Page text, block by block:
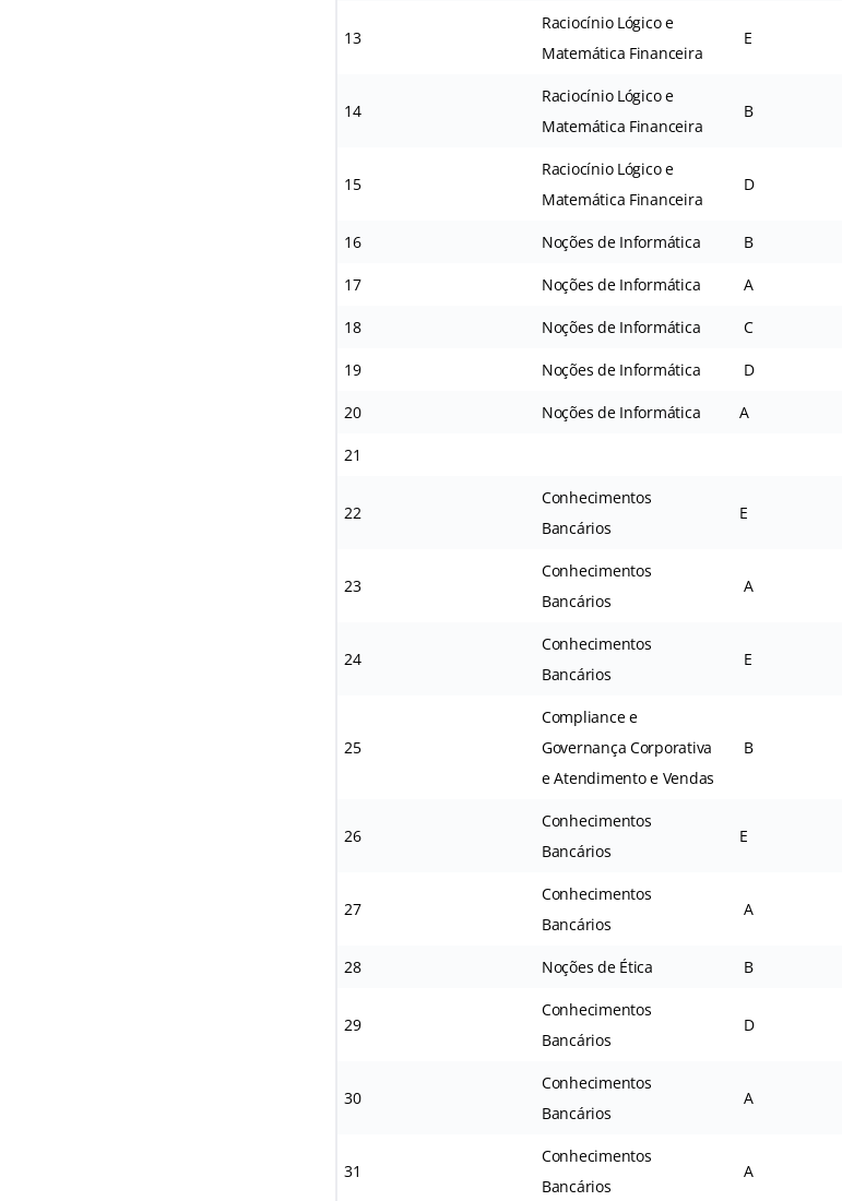
13
Raciocínio Lógico e
Matemática Financeira
E
14
Raciocínio Lógico e
Matemática Financeira
B
15
Raciocínio Lógico e
Matemática Financeira
D
16 Noções de Informática B
17 Noções de Informática A
18 Noções de Informática C
19 Noções de Informática D
20 Noções de Informática A
21
22
Conhecimentos
Bancários
E
23
Conhecimentos
Bancários
A
24
Conhecimentos
Bancários
E
25
Compliance e
Governança Corporativa
e Atendimento e Vendas
B
26
Conhecimentos
Bancários
E
27
Conhecimentos
Bancários
A
28 Noções de Ética B
29
Conhecimentos
Bancários
D
30
Conhecimentos
Bancários
A
31
Conhecimentos
Bancários
A